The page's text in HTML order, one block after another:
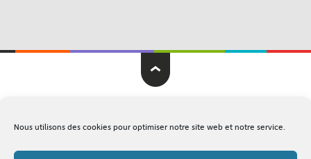
Nous utilisons des cookies pour optimiser notre site web et notre service.